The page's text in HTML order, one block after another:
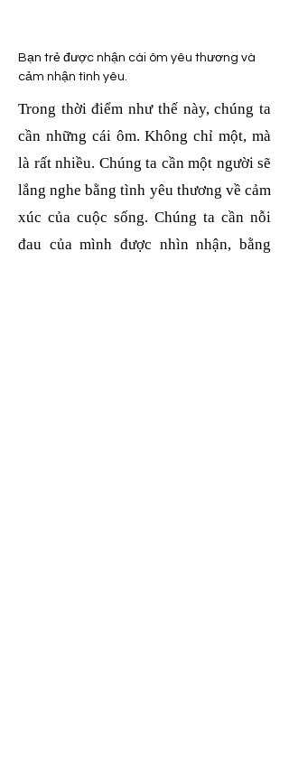
Bạn trẻ được nhận cái ôm yêu thương và
cảm nhận tình yêu.
Trong thời điểm như thế này, chúng ta
cần những cái ôm. Không chỉ một, mà
là rất nhiều. Chúng ta cần một người sẽ
lắng nghe bằng tình yêu thương về cảm
xúc của cuộc sống. Chúng ta cần nỗi
đau của mình được nhìn nhận, bằng